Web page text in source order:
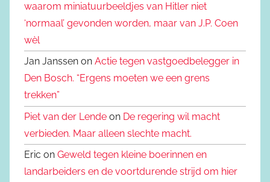
waarom miniatuurbeeldjes van Hitler niet
‘normaal’ gevonden worden, maar van J.P. Coen
wèl
Jan Janssen on Actie tegen vastgoedbelegger in
Den Bosch. “Ergens moeten we een grens
trekken”
Piet van der Lende on De regering wil macht
verbieden. Maar alleen slechte macht.
Eric on Geweld tegen kleine boerinnen en
landarbeiders en de voortdurende strijd om hier